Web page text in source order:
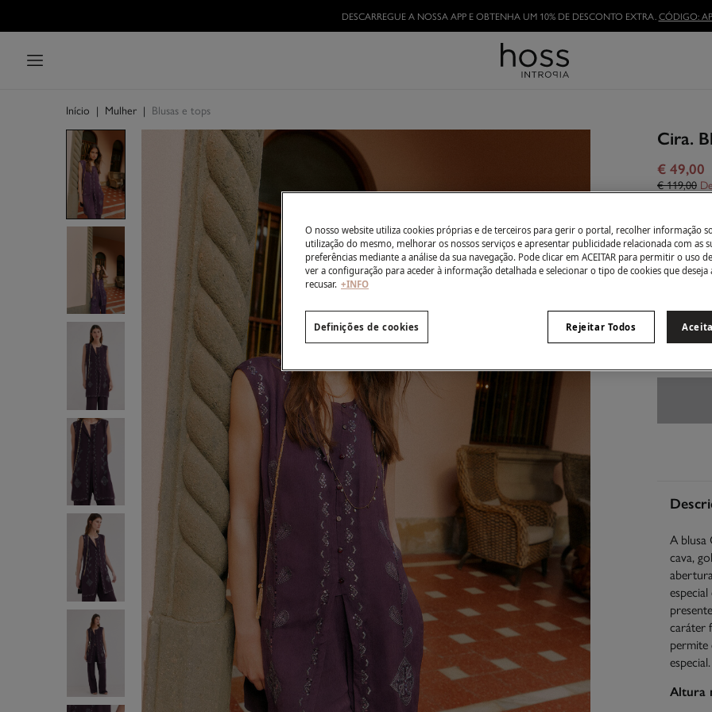
TORNE-SE HOSSLOVER E APROVEITE AS VANTAGENS
Início | Mulher | Blusas e tops
Cira.
€ 49,00
€ 119,00
XS
A blusa
cava,
caráter
especial.
Altura
O nosso website utiliza cookies próprias e de terceiros para gerir o portal, recolher informação
utilização do mesmo, melhorar os nossos serviços e apresentar publicidade relacionada com as
preferências mediante a análise da sua navegação. Pode clicar em ACEITAR para permitir o uso
ver a configuração para aceder à informação detalhada e selecionar o tipo de cookies que deseja
recusar. +INFO
Rejeitar Todos
Definições de cookies